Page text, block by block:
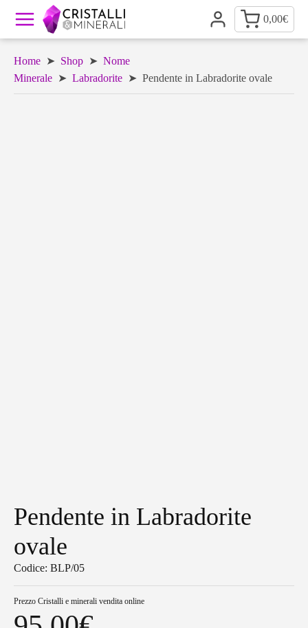
0,00€
Home ➤ Shop ➤ Nome
Minerale ➤ Labradorite ➤ Pendente in Labradorite ovale
Pendente in Labradorite
ovale
Codice: BLP/05
Prezzo Cristalli e minerali vendita online